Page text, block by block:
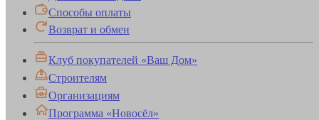
Способы оплаты
Возврат и обмен
Клуб покупателей «Ваш Дом»
Строителям
Организациям
Программа «Новосёл»